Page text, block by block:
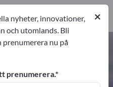
tillverkare och
5
5
×
nyheter, innovationer,
och utomlands. Bli
prenumerera nu på
prenumerera.